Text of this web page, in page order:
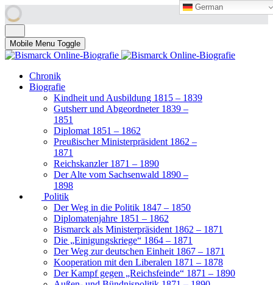
Mobile Menu Toggle
Chronik
Biografie
Kindheit und Ausbildung 1815 – 1839
Gutsherr und Abgeordneter 1839 –
1851
Diplomat 1851 – 1862
Preußischer Ministerpräsident 1862 –
1871
Reichskanzler 1871 – 1890
Der Alte vom Sachsenwald 1890 –
1898
Politik
Der Weg in die Politik 1847 – 1850
Diplomatenjahre 1851 – 1862
Bismarck als Ministerpräsident 1862 – 1871
Die „Einigungskriege“ 1864 – 1871
Der Weg zur deutschen Einheit 1867 – 1871
Kooperation mit den Liberalen 1871 – 1878
Der Kampf gegen „Reichsfeinde“ 1871 – 1890
German
German